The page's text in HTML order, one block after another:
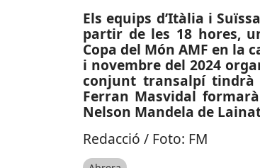
Els equips d’Itàlia i
partir de les 18 hores,
Copa del Món AMF en la
i novembre del 2024
conjunt transalpí tindrà
Ferran Masvidal
Nelson Mandela de
Redacció / Foto: FM